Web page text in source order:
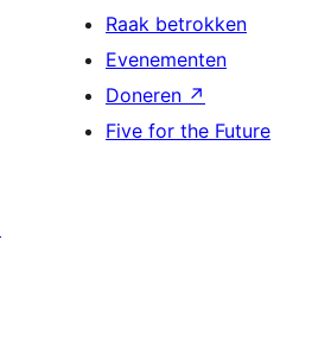
Raak betrokken
Evenementen
Doneren ↗
Five for the Future